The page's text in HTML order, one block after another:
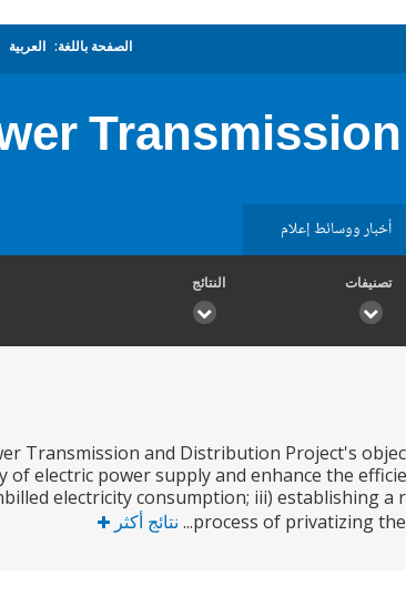
الصفحة باللغة: العربية
أخبار ووسائط إعلام
تصنيفات النتائج
Transmission and Distribution Project's
of electric power supply and enhance the
electricity consumption; iii) establishing
process of privatizing
نتائج أكثر